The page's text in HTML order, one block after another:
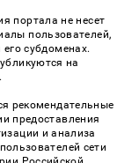
портала не несет
пользователей,
субдоменах.
на
рекомендательные
предоставления
и анализа
сети